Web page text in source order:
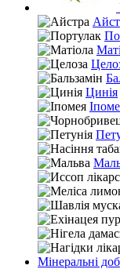
Цинія
Мінеральні